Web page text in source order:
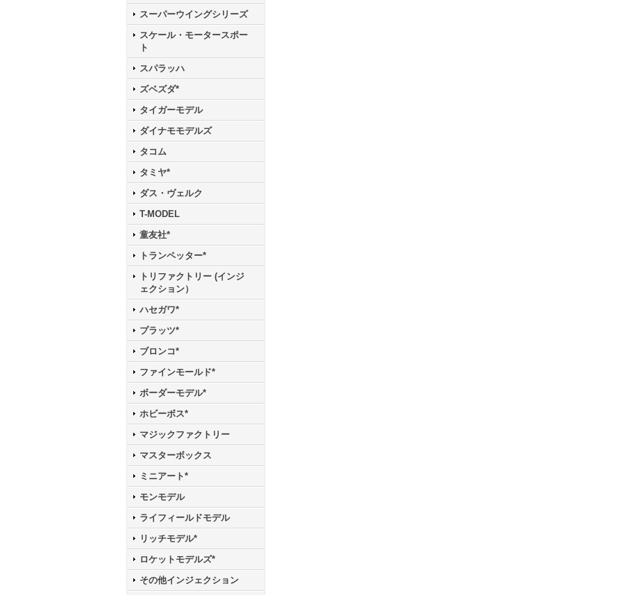
スーパーウイングシリーズ
スケール・モータースポー
ト
スパラッハ
ズベズダ*
タイガーモデル
ダイナモモデルズ
タコム
タミヤ*
ダス・ヴェルク
T-MODEL
童友社*
トランペッター*
トリファクトリー (インジ
ェクション）
ハセガワ*
プラッツ*
ブロンコ*
ファインモールド*
ボーダーモデル*
ホビーボス*
マジックファクトリー
マスターボックス
ミニアート*
モンモデル
ライフィールドモデル
リッチモデル*
ロケットモデルズ*
その他インジェクション